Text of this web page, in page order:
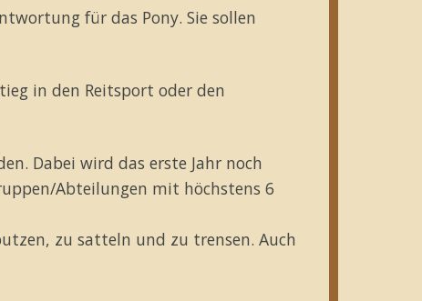
für das Pony. Sie sollen
in den Reitsport oder den
Dabei wird das erste Jahr noch
Abteilungen mit höchstens 6
zu satteln und zu trensen. Auch